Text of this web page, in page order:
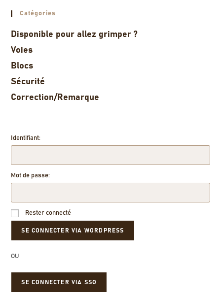
Catégories
Disponible pour allez grimper ?
Voies
Blocs
Sécurité
Correction/Remarque
Identifiant:
Mot de passe:
Rester connecté
OU
SE CONNECTER VIA SSO